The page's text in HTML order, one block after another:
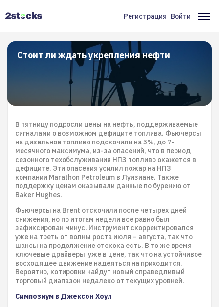
Меню
учётной
записи
пользователя
Регистрация Войти
Стоит ли ждать укрепления нефти
В пятницу подросли цены на нефть, поддерживаемые
сигналами о возможном дефиците топлива. Фьючерсы
на дизельное топливо подскочили на 5%, до 7-
месячного максимума, из-за опасений, что в период
сезонного техобслуживания НПЗ топливо окажется в
дефиците. Эти опасения усилил пожар на НПЗ
компании Marathon Petroleum в Луизиане. Также
поддержку ценам оказывали данные по бурению от
Baker Hughes.
Фьючерсы на Brent отскочили после четырех дней
снижения, но по итогам недели все равно был
зафиксирован минус. Инструмент скорректировался
уже на треть от волны роста июля – августа, так что
шансы на продолжение отскока есть. В то же время
ключевые драйверы уже в цене, так что на устойчивое
восходящее движение надеяться на приходится.
Вероятно, котировки найдут новый справедливый
торговый диапазон недалеко от текущих уровней.
Симпозиум в Джексон Хоул